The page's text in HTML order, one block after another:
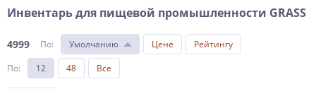
Инвентарь для пищевой промышленности GRASS
4999 По: Умолчанию Цене
Рейтингу
По: 12 48 Все